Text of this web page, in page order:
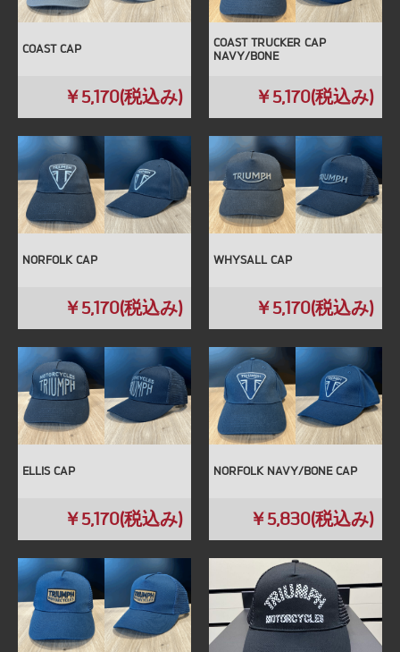
COAST CAP
￥5,170(税込み)
COAST TRUCKER CAP
NAVY/BONE
￥5,170(税込み)
NORFOLK CAP
￥5,170(税込み)
WHYSALL CAP
￥5,170(税込み)
ELLIS CAP
￥5,170(税込み)
NORFOLK NAVY/BONE CAP
￥5,830(税込み)